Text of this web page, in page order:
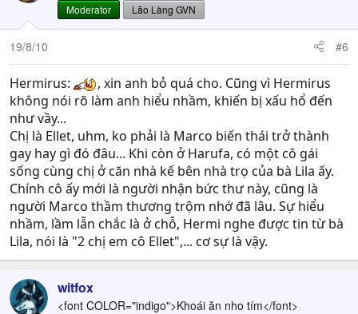
Moderator Lão Làng GVN
19/8/10 #6
Hermirus:
, xin anh bỏ quá cho. Cũng vì Hermirus
không nói rõ làm anh hiểu nhầm, khiến bị xấu hổ đến
như vầy...
Chị là Ellet, uhm, ko phải là Marco biến thái trở thành
gay hay gì đó đâu... Khi còn ở Harufa, có một cô gái
sống cùng chị ở căn nhà kế bên nhà trọ của bà Lila ấy.
Chính cô ấy mới là người nhận bức thư này, cũng là
người Marco thầm thương trộm nhớ đã lâu. Sự hiểu
nhầm, lầm lẫn chắc là ở chỗ, Hermi nghe được tin từ bà
Lila, nói là "2 chị em cô Ellet",... cơ sự là vậy.
witfox
<font COLOR="indigo">Khoái ăn nho tím</font>